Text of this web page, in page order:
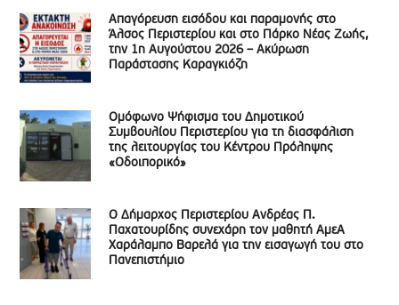
Απαγόρευση εισόδου και παραμονής στο
Άλσος Περιστερίου και στο Πάρκο Νέας Ζωής,
την 1η Αυγούστου 2026 – Ακύρωση
Παράστασης Καραγκιόζη
Ομόφωνο Ψήφισμα του Δημοτικού
Συμβουλίου Περιστερίου για τη διασφάλιση
της λειτουργίας του Κέντρου Πρόληψης
«Οδοιπορικό»
Ο Δήμαρχος Περιστερίου Ανδρέας Π.
Παχατουρίδης συνεχάρη τον μαθητή ΑμεΑ
Χαράλαμπο Βαρελά για την εισαγωγή του στο
Πανεπιστήμιο